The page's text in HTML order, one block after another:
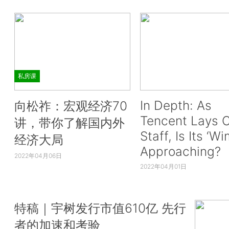
私房课
向松祚：宏观经济70
讲，带你了解国内外
经济大局
2022年04月06日
In Depth: As
Tencent Lays
Staff, Is Its
Approaching?
2022年04月01日
特稿｜宇树发行市值610亿 先行
者的加速和考验